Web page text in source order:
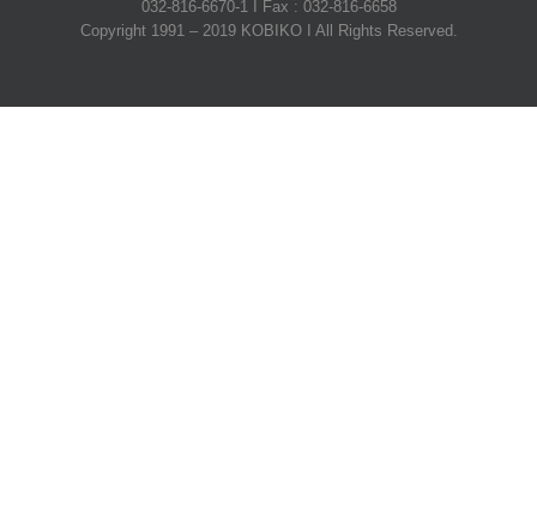
032-816-6670-1 I Fax : 032-816-6658
Copyright 1991 – 2019 KOBIKO I All Rights Reserved.